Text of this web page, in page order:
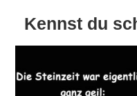
Kennst du